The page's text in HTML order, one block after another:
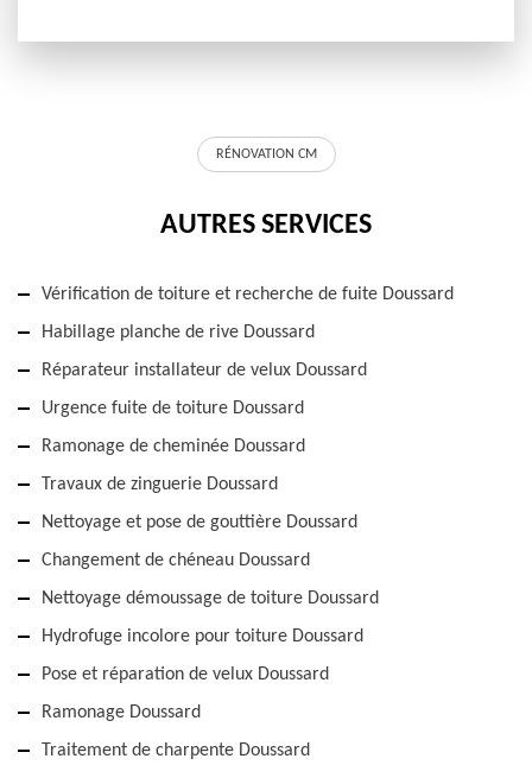
RÉNOVATION CM
AUTRES SERVICES
Vérification de toiture et recherche de fuite Doussard
Habillage planche de rive Doussard
Réparateur installateur de velux Doussard
Urgence fuite de toiture Doussard
Ramonage de cheminée Doussard
Travaux de zinguerie Doussard
Nettoyage et pose de gouttière Doussard
Changement de chéneau Doussard
Nettoyage démoussage de toiture Doussard
Hydrofuge incolore pour toiture Doussard
Pose et réparation de velux Doussard
Ramonage Doussard
Traitement de charpente Doussard